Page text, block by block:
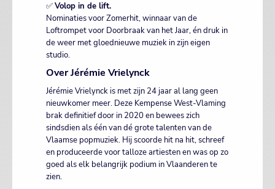
✅Volop in de lift.
Nominaties voor Zomerhit, winnaar van de
Loftrompet voor Doorbraak van het Jaar, én druk in
de weer met gloednieuwe muziek in zijn eigen
studio.
Over Jérémie Vrielynck
Jérémie Vrielynck is met zijn 24 jaar al lang geen
nieuwkomer meer. Deze Kempense West-Vlaming
brak definitief door in 2020 en bewees zich
sindsdien als één van dé grote talenten van de
Vlaamse popmuziek. Hij scoorde hit na hit, schreef
en produceerde voor talloze artiesten en was op zo
goed als elk belangrijk podium in Vlaanderen te
zien.